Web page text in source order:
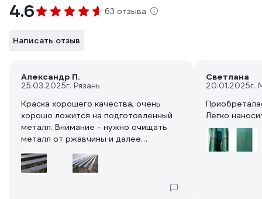
4.6 63 отзыва
Написать отзыв
Александр П.
25.03.2025г. Рязань
Краска хорошего качества, очень
хорошо ложится на подготовленный
металл. Внимание - нужно очищать
металл от ржавчины и далее
обезжиривать, также красить в тепло,
желательно +20
Светлана
20.01.2025г.
Легко